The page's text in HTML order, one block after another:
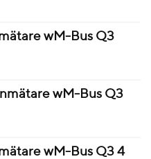
wM-Bus Q3
wM-Bus Q3
wM-Bus Q3 4